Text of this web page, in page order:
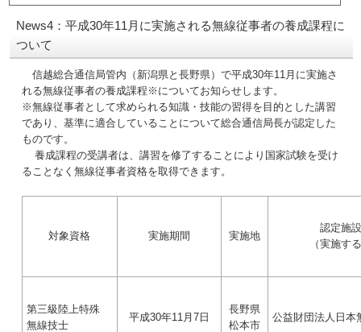
News4：平成30年11月に実施される無線従事者の養成課程に
ついて
信越総合通信局管内（新潟県と長野県）で平成30年11月に実施さ
れる無線従事者の養成課程※についてお知らせします。
※無線従事者として求められる知識・技能の習得を目的とした講習
であり、基準に適合していることについて総合通信局長が認定した
ものです。
養成課程の受講者は、講習を修了することにより国家試験を受け
ることなく無線従事者資格を取得できます。
対象資格 実施期間 実施地
認定施
（実施す
第三級陸上特殊
無線技士
平成30年11月7日
長野県
松本市
公益財団法人日本